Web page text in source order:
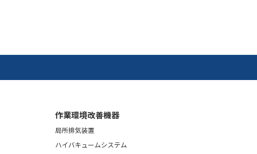
作業環境改善機器
局所排気装置
ハイバキュームシステム